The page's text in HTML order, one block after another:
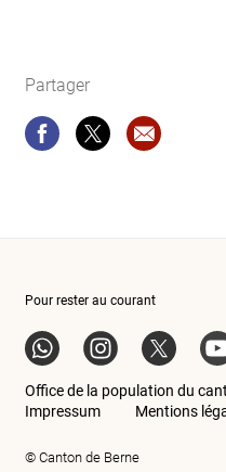
Partager
PartagerPartager
Pour rester au courant
WhatsappInstagram
X
Office de la population du
Impressum
Mentions
© Canton de Berne